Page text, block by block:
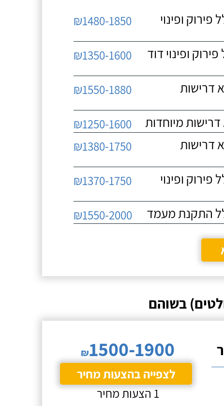
כולל פירוק ופינוי
₪1480-1850
כולל פירוק ופינוי דוד
₪1350-1600
ללא דרישות
₪1550-1880
₪1250-1600
ללא דרישות
₪1380-1750
כולל פירוק ופינוי
₪1370-1750
₪1550-2000
בשוהם
₪1500-1900
לצפייה בהצעות מחיר
1 הצעות מחיר